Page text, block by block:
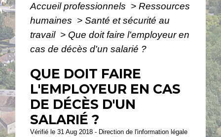
Accueil professionnels > Ressources
humaines > Santé et sécurité au
travail > Que doit faire l'employeur en
cas de décès d'un salarié ?
QUE DOIT FAIRE
L'EMPLOYEUR EN CAS
DE DÉCÈS D'UN
SALARIÉ ?
Vérifié le 31 Aug 2018 - Direction de l'information légale